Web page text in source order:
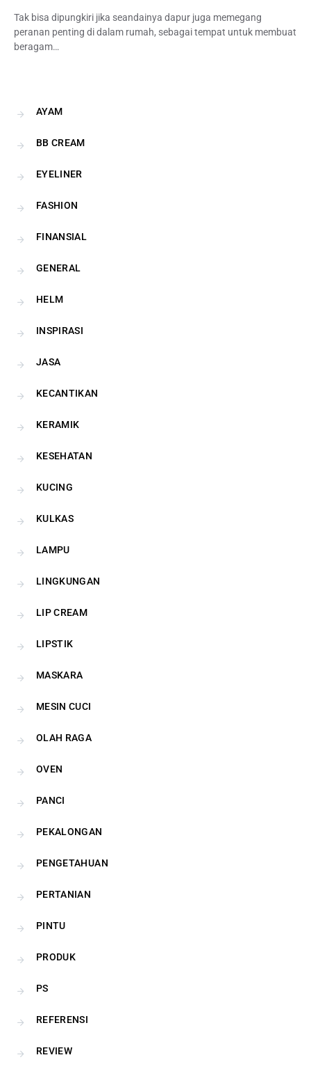
Tak bisa dipungkiri jika seandainya dapur juga memegang
peranan penting di dalam rumah, sebagai tempat untuk membuat
beragam…
AYAM
BB CREAM
EYELINER
FASHION
FINANSIAL
GENERAL
HELM
INSPIRASI
JASA
KECANTIKAN
KERAMIK
KESEHATAN
KUCING
KULKAS
LAMPU
LINGKUNGAN
LIP CREAM
LIPSTIK
MASKARA
MESIN CUCI
OLAH RAGA
OVEN
PANCI
PEKALONGAN
PENGETAHUAN
PERTANIAN
PINTU
PRODUK
PS
REFERENSI
REVIEW